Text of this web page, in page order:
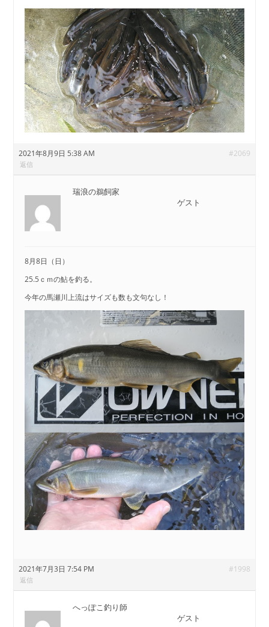
2021年8月9日 5:38 AM #2069
返信
瑞浪の鵜飼家
ゲスト
8月8日（日）
25.5ｃｍの鮎を釣る。
今年の馬瀬川上流はサイズも数も文句なし！
2021年7月3日 7:54 PM #1998
返信
へっぽこ釣り師
ゲスト